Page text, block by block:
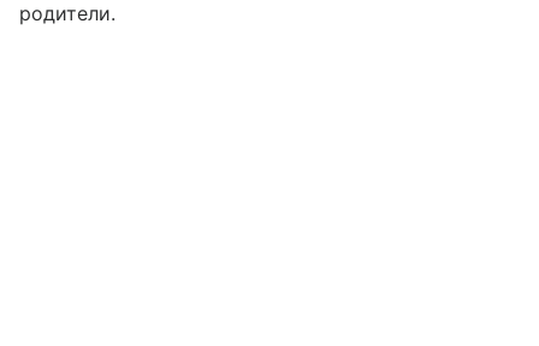
родители.